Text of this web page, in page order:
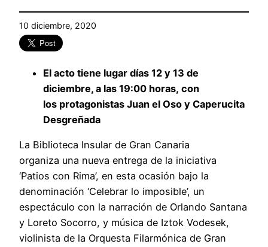
10 diciembre, 2020
El acto tiene lugar días 12 y 13 de
diciembre, a las 19:00 horas, con
los protagonistas Juan el Oso y Caperucita
Desgreñada
La Biblioteca Insular de Gran Canaria
organiza una nueva entrega de la iniciativa
‘Patios con Rima’, en esta ocasión bajo la
denominación ‘Celebrar lo imposible’, un
espectáculo con la narración de Orlando Santana
y Loreto Socorro, y música de Iztok Vodesek,
violinista de la Orquesta Filarmónica de Gran